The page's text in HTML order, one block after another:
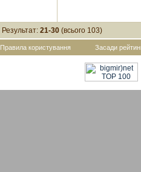
Результат: 21-30 (всього 103)
Правила користування Засади